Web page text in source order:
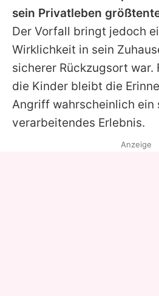
sein Privatleben
Der Vorfall bringt jedoch
Wirklichkeit in sein
sicherer Rückzugsort war.
die Kinder bleibt die
Angriff wahrscheinlich ein
verarbeitendes Erlebnis.
Anzeige